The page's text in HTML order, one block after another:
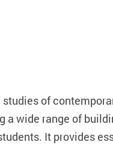
of
a wide range of
It provides